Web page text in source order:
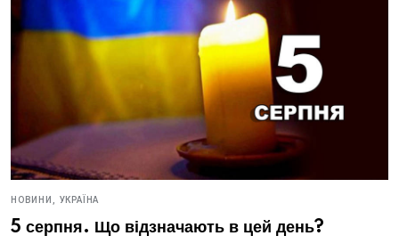
НОВИНИ, УКРАЇНА
5 серпня. Що відзначають в цей день?